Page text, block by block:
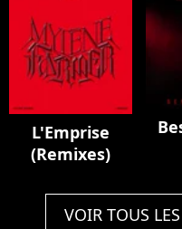
L'Emprise
(Remixes)
VOIR TOUS